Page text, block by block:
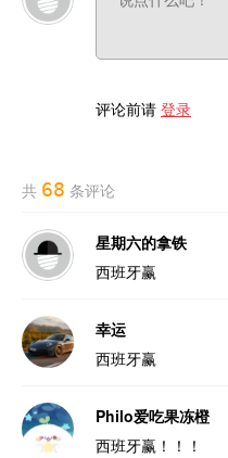
评论前请 登录
共 68 条评论
星期六的拿铁
西班牙赢
幸运
西班牙赢
Philo爱吃果冻橙
西班牙赢！！！